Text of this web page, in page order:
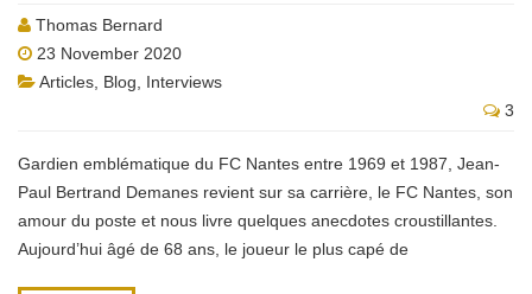
Thomas Bernard
23 November 2020
Articles Blog
Interviews
3
Gardien emblématique du FC Nantes entre 1969 et 1987, Jean-
Paul Bertrand Demanes revient sur sa carrière, le FC Nantes, son
amour du poste et nous livre quelques anecdotes croustillantes.
Aujourd’hui âgé de 68 ans, le joueur le plus capé de